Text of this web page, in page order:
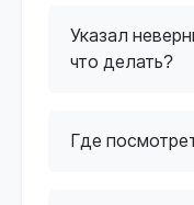
Указал
что делать?
Где